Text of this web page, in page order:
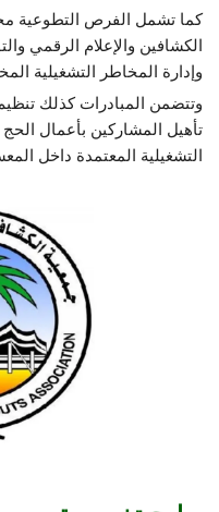
كما تشمل الفرص التطوعية
الكشافين والإعلام الرقمي
وإدارة المخاطر التشغيلية
وتتضمن المبادرات كذلك
تأهيل المشاركين بأعمال الحج
التشغيلية المعتمدة داخل